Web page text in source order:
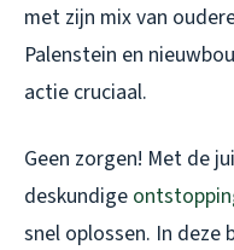
met zijn mix van
Palenstein en
actie cruciaal.
Geen zorgen! Met de
deskundige
snel oplossen. In deze